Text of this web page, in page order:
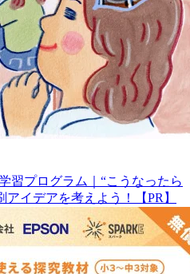
習プログラム｜“こうなったら
イデアを考えよう！【PR】